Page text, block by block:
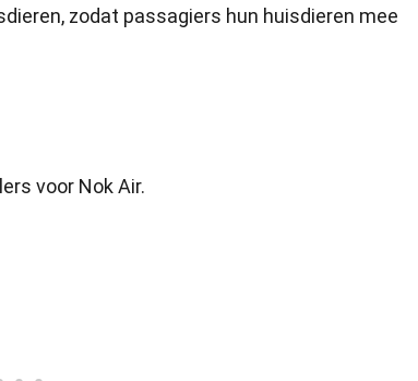
zodat passagiers hun huisdieren mee
voor Nok Air.